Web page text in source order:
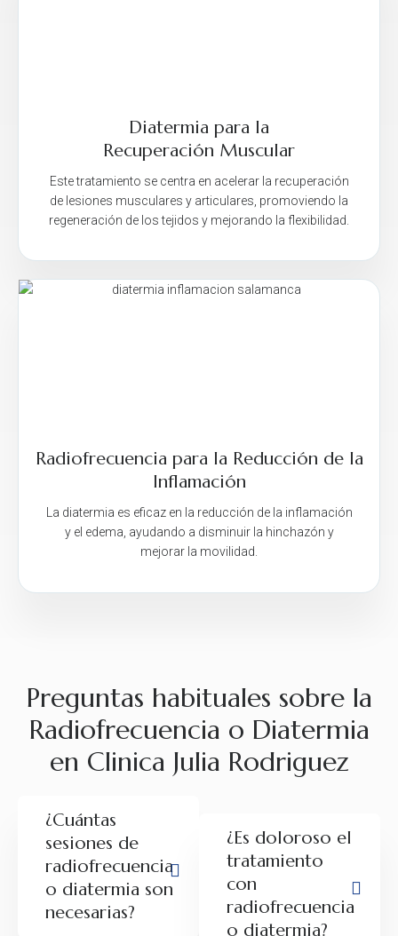
Diatermia para la
Recuperación Muscular
Este tratamiento se centra en acelerar la recuperación
de lesiones musculares y articulares, promoviendo la
regeneración de los tejidos y mejorando la flexibilidad.
Radiofrecuencia para la Reducción de la
Inflamación
La diatermia es eficaz en la reducción de la inflamación
y el edema, ayudando a disminuir la hinchazón y
mejorar la movilidad.
Preguntas habituales sobre la
Radiofrecuencia o Diatermia
en Clinica Julia Rodriguez
¿Cuántas
sesiones de
radiofrecuencia
o diatermia son
necesarias?
¿Es doloroso el
tratamiento
con
radiofrecuencia
o diatermia?